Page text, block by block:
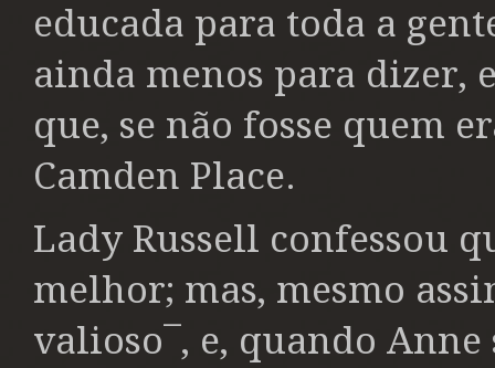
educada para toda a
ainda menos para dizer,
que, se não fosse quem
Camden Place.
Lady Russell confessou
melhor; mas, mesmo
valioso¯, e, quando